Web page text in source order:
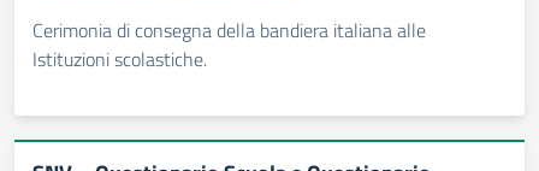
Cerimonia di consegna della bandiera italiana alle
Istituzioni scolastiche.